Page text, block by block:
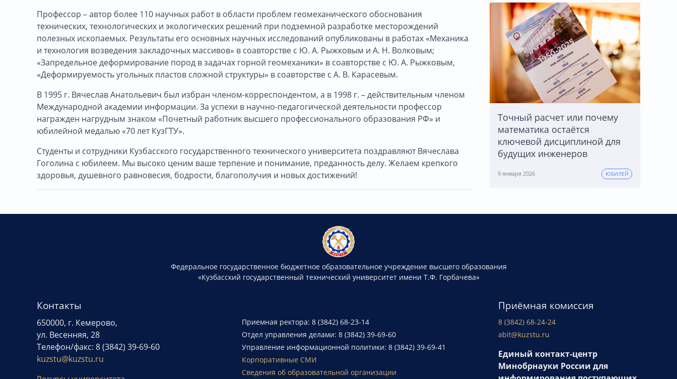
Профессор – автор более 110 научных работ в области проблем геомеханического обоснования
технических, технологических и экологических решений при подземной разработке месторождений
полезных ископаемых. Результаты его основных научных исследований опубликованы в работах «Механика
и технология возведения закладочных массивов» в соавторстве с Ю. А. Рыжковым и А. Н. Волковым;
«Запредельное деформирование пород в задачах горной геомеханики» в соавторстве с Ю. А. Рыжковым,
«Деформируемость угольных пластов сложной структуры» в соавторстве с А. В. Карасевым.
В 1995 г. Вячеслав Анатольевич был избран членом-корреспондентом, а в 1998 г. – действительным членом
Международной академии информации. За успехи в научно-педагогической деятельности профессор
награжден нагрудным знаком «Почетный работник высшего профессионального образования РФ» и
юбилейной медалью «70 лет КузГТУ».
Студенты и сотрудники Кузбасского государственного технического университета поздравляют Вячеслава
Гоголина с юбилеем. Мы высоко ценим ваше терпение и понимание, преданность делу. Желаем крепкого
здоровья, душевного равновесия, бодрости, благополучия и новых достижений!
Точный расчет или почему
математика остаётся
ключевой дисциплиной для
будущих инженеров
9 января 2026 ЮБИЛЕЙ
Федеральное государственное бюджетное образовательное учреждение высшего образования
«Кузбасский государственный технический университет имени Т.Ф. Горбачева»
Контакты
650000, г. Кемерово,
ул. Весенняя, 28
Телефон/факс: 8 (3842) 39-69-60
kuzstu@kuzstu.ru
Приемная ректора: 8 (3842) 68-23-14
Отдел управления делами: 8 (3842) 39-69-60
Управление информационной политики: 8 (3842) 39-69-41
Корпоративные СМИ
Сведения об образовательной организации
Приёмная комиссия
8 (3842) 68-24-24
abit@kuzstu.ru
Единый контакт-центр
Минобрнауки России для